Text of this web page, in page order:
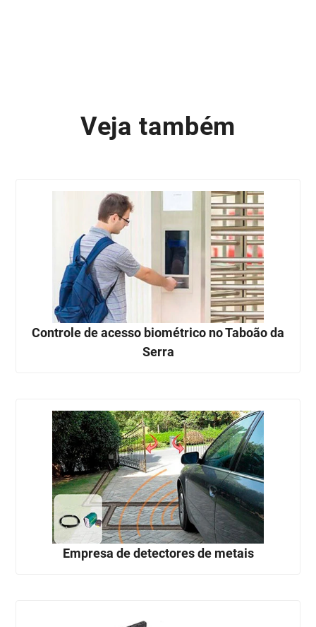
Veja também
Controle de acesso biométrico no Taboão da
Serra
Empresa de detectores de metais